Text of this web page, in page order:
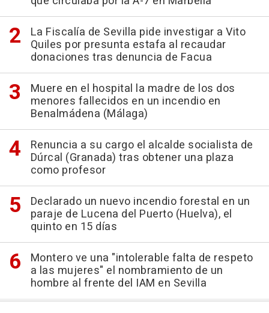
La Fiscalía de Sevilla pide investigar a Vito
Quiles por presunta estafa al recaudar
donaciones tras denuncia de Facua
Muere en el hospital la madre de los dos
menores fallecidos en un incendio en
Benalmádena (Málaga)
Renuncia a su cargo el alcalde socialista de
Dúrcal (Granada) tras obtener una plaza
como profesor
Declarado un nuevo incendio forestal en un
paraje de Lucena del Puerto (Huelva), el
quinto en 15 días
Montero ve una "intolerable falta de respeto
a las mujeres" el nombramiento de un
hombre al frente del IAM en Sevilla